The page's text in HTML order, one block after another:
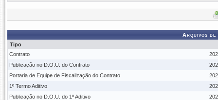
Arquivos
Tipo
Contrato
Publicação no D.O.U. do Contrato
Portaria de Equipe de Fiscalização do Contrato
1º Termo Aditivo
Publicação no D.O.U. do 1º Aditivo